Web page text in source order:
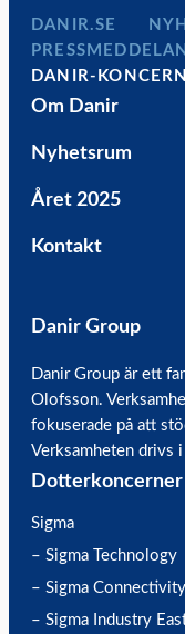
DANIR
DANIR-
Om Danir
Nyhetsrum
Året 2025
Kontakt
Danir Group
Danir Group är ett
Olofsson.
fokuserade på att
Verksamheten drivs
Dotterkoncerner
Sigma
– Sigma Technology
– Sigma Connectivity
– Sigma Industry